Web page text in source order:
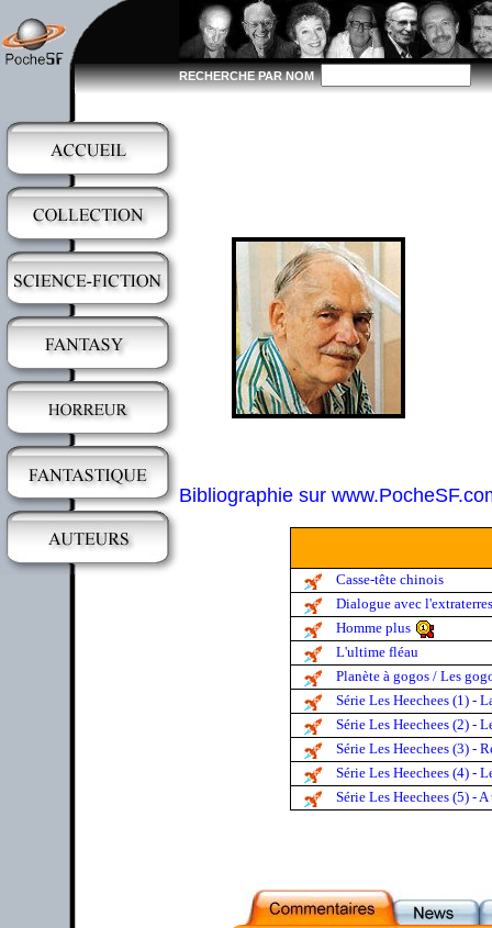
RECHERCHE PAR NOM
Bibliographie sur
Casse-tête chinois
Dialogue avec
Homme plus
L'ultime fléau
Planète à gogos / Les
Série Les Heechees (1) -
Série Les Heechees (2) -
Série Les Heechees (3) -
Série Les Heechees (4) -
Série Les Heechees (5) -